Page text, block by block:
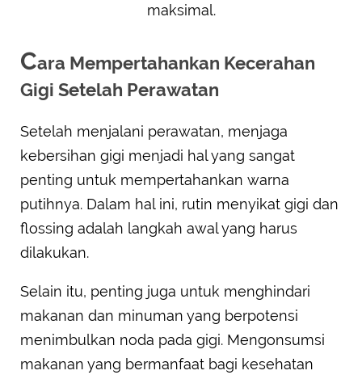
maksimal.
Cara Mempertahankan Kecerahan
Gigi Setelah Perawatan
Setelah menjalani perawatan, menjaga
kebersihan gigi menjadi hal yang sangat
penting untuk mempertahankan warna
putihnya. Dalam hal ini, rutin menyikat gigi dan
flossing adalah langkah awal yang harus
dilakukan.
Selain itu, penting juga untuk menghindari
makanan dan minuman yang berpotensi
menimbulkan noda pada gigi. Mengonsumsi
makanan yang bermanfaat bagi kesehatan